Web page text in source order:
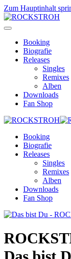
Zum Hauptinhalt
Booking
Biografie
Releases
Singles
Remixes
Alben
Downloads
Fan Shop
Booking
Biografie
Releases
Singles
Remixes
Alben
Downloads
Fan Shop